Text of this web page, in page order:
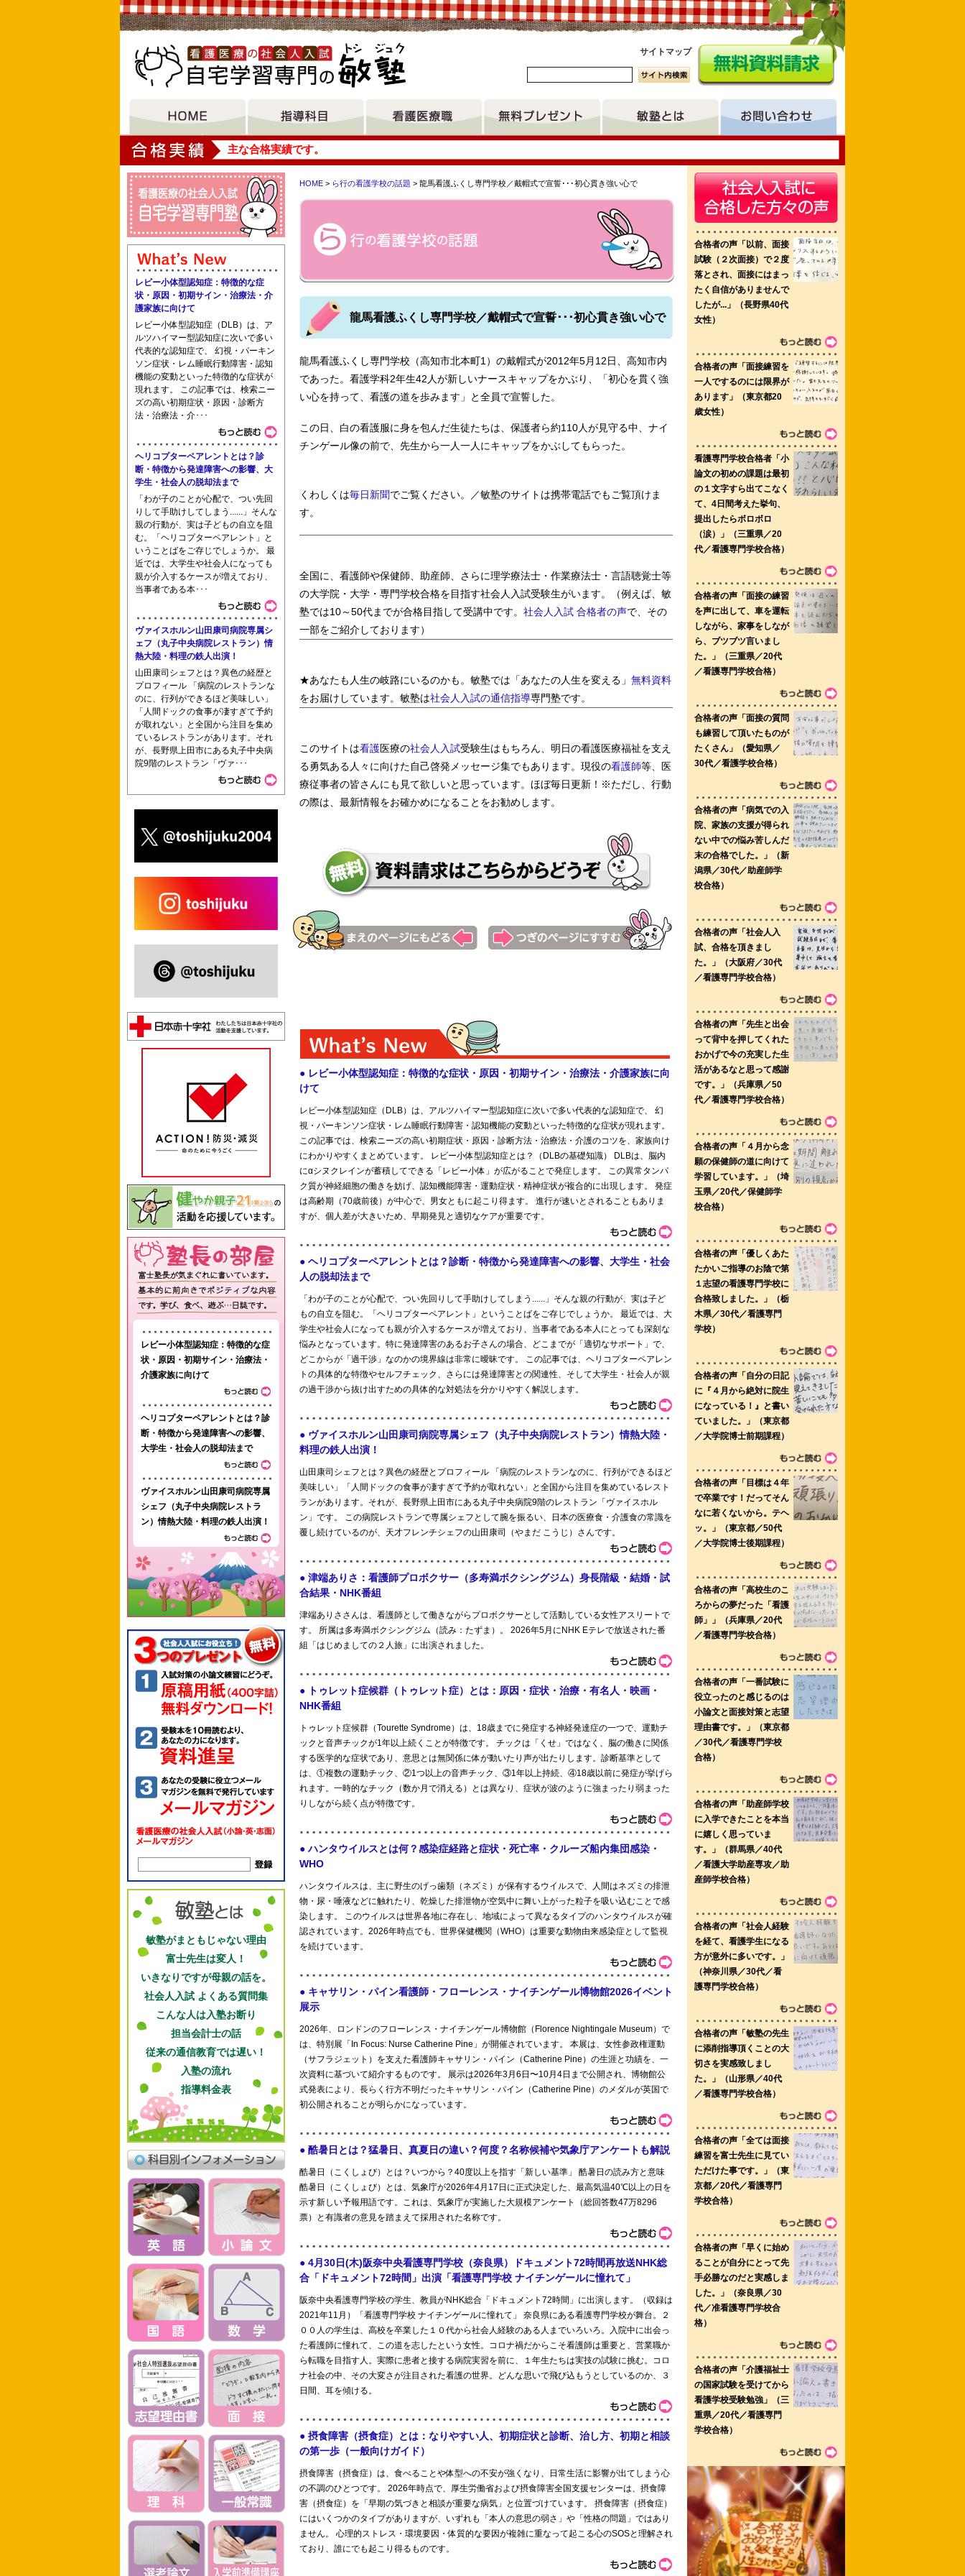
サイトマップ
大垣女子短期大学 主な合格実績です。
東京都立青梅看護専門学校 国際メディカル専門学校（ＩＣＭ) 富山県立総合衛生学院 イムス横浜国際看護専門学校 京都府医師会看護専門学校
園田学園女子大学人間健康学部 安城市医師会安城碧海看護専門学校 独立行政法人地域医療機能推進機構船橋中央病院附属看護専門学校 川崎市
立看護短期大学 大阪府病院協会看護専門学校
東海医療科学専門学校 国際医療福祉大学塩谷看護専門学校 神奈川県立衛生看護専門学校 阪奈中央看護専門学校
HOME > ら行の看護学校の話題 > 龍馬看護ふくし専門学校／戴帽式で宣誓･･･初心貫き強い心で
龍馬看護ふくし専門学校／戴帽式で宣誓･･･初心貫き強い心で
龍馬看護ふくし専門学校（高知市北本町1）の戴帽式が2012年5月12日、高知市内
であった。看護学科2年生42人が新しいナースキャップをかぶり、「初心を貫く強
い心を持って、看護の道を歩みます」と全員で宣誓した。
この日、白の看護服に身を包んだ生徒たちは、保護者ら約110人が見守る中、ナイ
チンゲール像の前で、先生から一人一人にキャップをかぶしてもらった。
くわしくは毎日新聞でご覧ください。／敏塾のサイトは携帯電話でもご覧頂けま
す。
全国に、看護師や保健師、助産師、さらに理学療法士・作業療法士・言語聴覚士等
の大学院・大学・専門学校合格を目指す社会人入試受験生がいます。（例えば、敏
塾では10～50代までが合格目指して受講中です。 社会人入試 合格者の声で、その
一部をご紹介しております）
★あなたも人生の岐路にいるのかも。敏塾では「あなたの人生を変える」 無料資料
をお届けしています。敏塾は社会人入試の通信指導専門塾です。
このサイトは看護医療の社会人入試受験生はもちろん、明日の看護医療福祉を支え
る勇気ある人々に向けた自己啓発メッセージ集でもあります。現役の看護師等、医
療従事者の皆さんにも見て欲しいと思っています。ほぼ毎日更新！※ただし、行動
の際は、最新情報をお確かめになることをお勧めします。
レビー小体型認知症：特徴的な症
状・原因・初期サイン・治療法・介
護家族に向けて
レビー小体型認知症（DLB）は、ア
ルツハイマー型認知症に次いで多い
代表的な認知症で、 幻視・パーキン
ソン症状・レム睡眠行動障害・認知
機能の変動といった特徴的な症状が
現れます。 この記事では、検索ニー
ズの高い初期症状・原因・診断方
法・治療法・介･･･
ヘリコプターペアレントとは？診
断・特徴から発達障害への影響、大
学生・社会人の脱却法まで
「わが子のことが心配で、つい先回
りして手助けしてしまう......」そんな
親の行動が、実は子どもの自立を阻
む。「ヘリコプターペアレント」と
いうことばをご存じでしょうか。 最
近では、大学生や社会人になっても
親が介入するケースが増えており、
当事者である本･･･
ヴァイスホルン山田康司病院専属シ
ェフ（丸子中央病院レストラン）情
熱大陸・料理の鉄人出演！
山田康司シェフとは？異色の経歴と
プロフィール 「病院のレストランな
のに、行列ができるほど美味しい」
「人間ドックの食事が凄すぎて予約
が取れない」と全国から注目を集め
ているレストランがあります。それ
が、長野県上田市にある丸子中央病
院9階のレストラン「ヴァ･･･
レビー小体型認知症：特徴的な症
状・原因・初期サイン・治療法・
介護家族に向けて
ヘリコプターペアレントとは？診
断・特徴から発達障害への影響、
大学生・社会人の脱却法まで
ヴァイスホルン山田康司病院専属
シェフ（丸子中央病院レストラ
ン）情熱大陸・料理の鉄人出演！
敏塾がまともじゃない理由
富士先生は変人！
いきなりですが母親の話を。
社会人入試 よくある質問集
こんな人は入塾お断り
担当会計士の話
従来の通信教育では遅い！
入塾の流れ
指導料金表